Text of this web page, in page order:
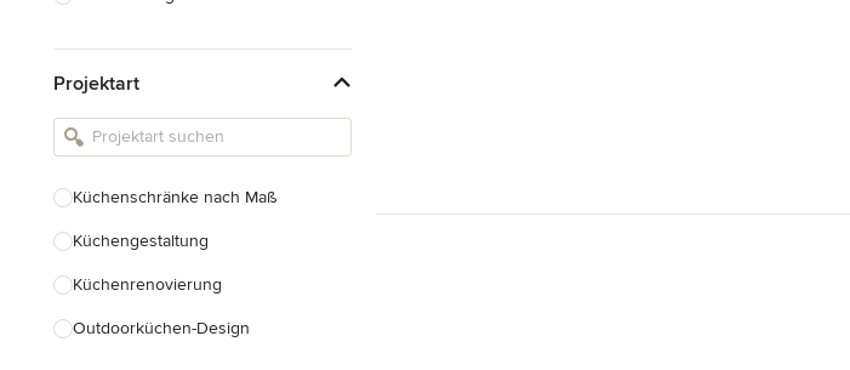
Landschaftsarchitekten
Armaturen & Sanitärbedarf
Projektart
Küchenschränke nach Maß
Küchengestaltung
Küchenrenovierung
Outdoorküchen-Design